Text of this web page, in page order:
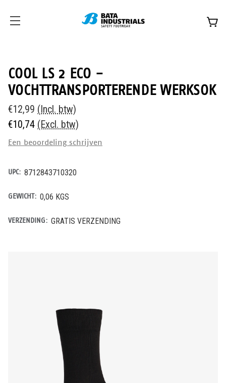
COOL LS 2 ECO -
VOCHTTRANSPORTERENDE WERKSOK
€12,99 (Incl. btw)
€10,74 (Excl. btw)
Een beoordeling schrijven
UPC: 8712843710320
GEWICHT: 0,06 KGS
VERZENDING: GRATIS VERZENDING